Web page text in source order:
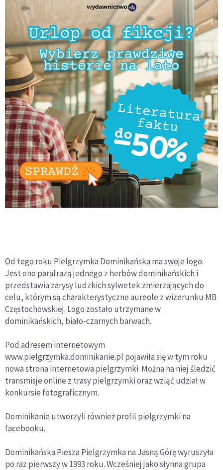
Od tego roku Pielgrzymka Dominikańska ma swoje logo.
Jest ono parafrazą jednego z herbów dominikańskich i
przedstawia zarysy ludzkich sylwetek zmierzających do
celu, którym są charakterystyczne aureole z wizerunku MB
Częstochowskiej. Logo zostało utrzymane w
dominikańskich, biało-czarnych barwach.
Pod adresem internetowym
www.pielgrzymka.dominikanie.pl pojawiła się w tym roku
nowa strona internetowa pielgrzymki. Można na niej śledzić
transmisje online z trasy pielgrzymki oraz wziąć udział w
konkursie fotograficznym.
Dominikanie utworzyli również profil pielgrzymki na
facebooku.
Dominikańska Piesza Pielgrzymka na Jasną Górę wyruszyła
po raz pierwszy w 1993 roku. Wcześniej jako słynna grupa